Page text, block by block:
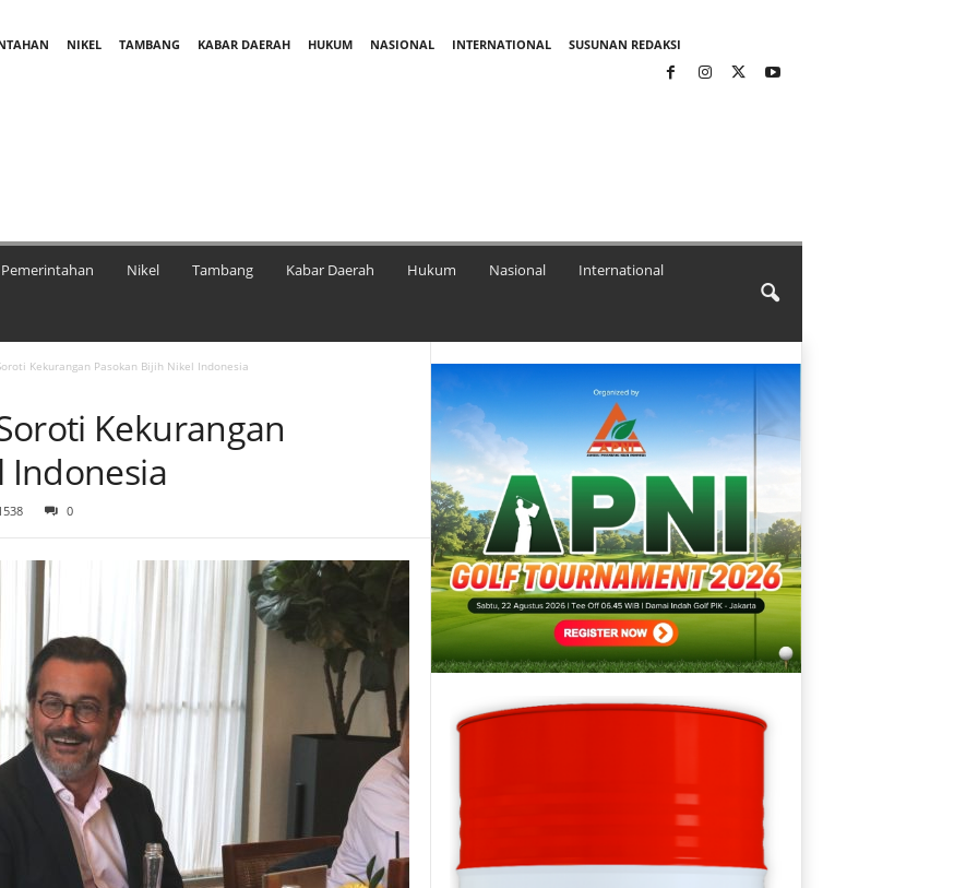
NIKEL TAMBANG KABAR DAERAH HUKUM NASIONAL INTERNATIONAL SUSUNAN REDAKSI
Pemerintahan Nikel Tambang Kabar Daerah Hukum Nasional International
Kekurangan Pasokan Bijih Nikel Indonesia
Kekurangan
Indonesia
0